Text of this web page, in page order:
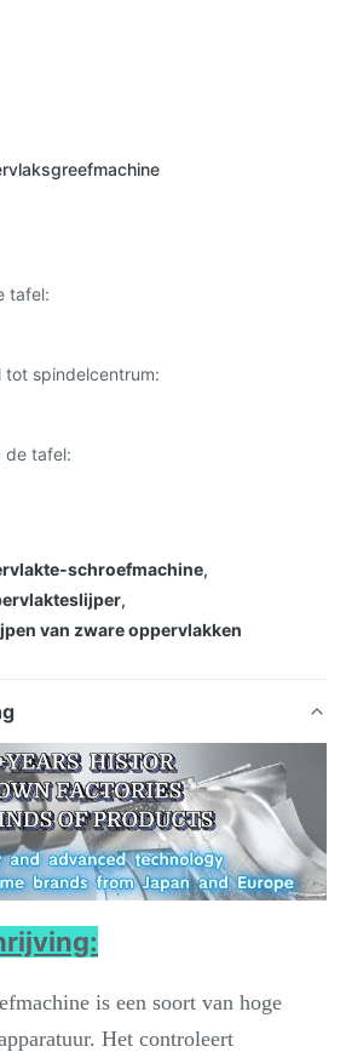
tafel:
spindelcentrum:
de tafel:
schroefmachine,
,
van zware oppervlakken
is een soort van hoge
Het controleert